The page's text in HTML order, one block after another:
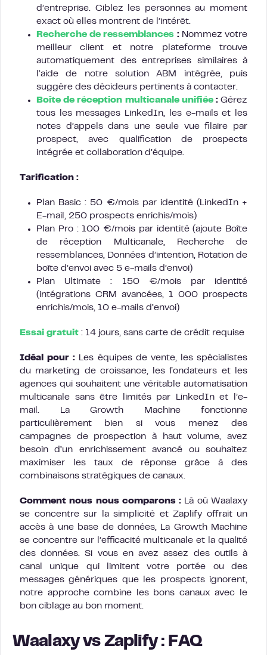
d’entreprise. Ciblez les personnes au moment
exact où elles montrent de l’intérêt.
Recherche de ressemblances :Nommez votre
meilleur client et notre plateforme trouve
automatiquement des entreprises similaires à
l’aide de notre solution ABM intégrée, puis
suggère des décideurs pertinents à contacter.
Boîte de réception multicanale unifiée:Gérez
tous les messages LinkedIn, les e-mails et les
notes d’appels dans une seule vue filaire par
prospect, avec qualification de prospects
intégrée et collaboration d’équipe.
Tarification :
Plan Basic : 50 €/mois par identité (LinkedIn +
E-mail, 250 prospects enrichis/mois)
Plan Pro : 100 €/mois par identité (ajoute Boîte
de réception Multicanale, Recherche de
ressemblances, Données d’intention, Rotation de
boîte d’envoi avec 5 e-mails d’envoi)
Plan Ultimate : 150 €/mois par identité
(intégrations CRM avancées, 1 000 prospects
enrichis/mois, 10 e-mails d’envoi)
Essai gratuit : 14 jours, sans carte de crédit requise
Idéal pour : Les équipes de vente, les spécialistes
du marketing de croissance, les fondateurs et les
agences qui souhaitent une véritable automatisation
multicanale sans être limités par LinkedIn et l’e-
mail. La Growth Machine fonctionne
particulièrement bien si vous menez des
campagnes de prospection à haut volume, avez
besoin d’un enrichissement avancé ou souhaitez
maximiser les taux de réponse grâce à des
combinaisons stratégiques de canaux.
Comment nous nous comparons : Là où Waalaxy
se concentre sur la simplicité et Zaplify offrait un
accès à une base de données, La Growth Machine
se concentre sur l’efficacité multicanale et la qualité
des données. Si vous en avez assez des outils à
canal unique qui limitent votre portée ou des
messages génériques que les prospects ignorent,
notre approche combine les bons canaux avec le
bon ciblage au bon moment.
Waalaxy vs Zaplify : FAQ